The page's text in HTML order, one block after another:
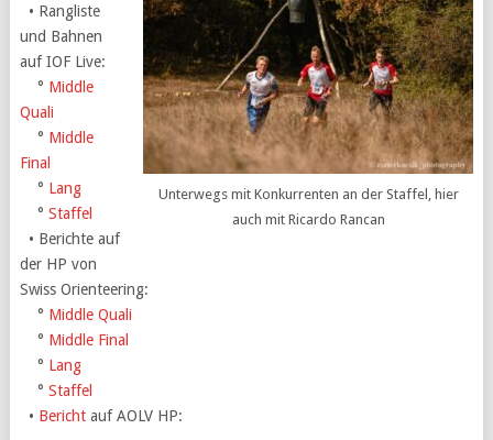
Unterwegs mit Konkurrenten an der Staffel, hier
auch mit Ricardo Rancan
• Rangliste
und Bahnen
auf IOF Live:
° Middle
Quali
° Middle
Final
° Lang
° Staffel
• Berichte auf
der HP von
Swiss Orienteering:
° Middle Quali
° Middle Final
° Lang
° Staffel
• Bericht auf AOLV HP: